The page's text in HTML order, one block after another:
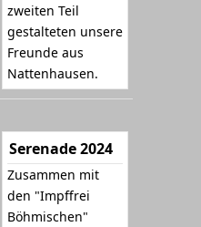
zweiten Teil
gestalteten unsere
Freunde aus
Nattenhausen.
Serenade 2024
Zusammen mit
den "Impffrei
Böhmischen"